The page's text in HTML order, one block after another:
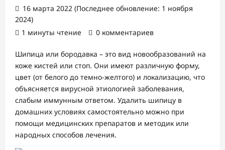
16 марта 2022 (Последнее обновление: 1 ноября
2024)
1 минуты чтение
0 комментариев
Шипица или бородавка – это вид новообразований на
коже кистей или стоп. Они имеют различную форму,
цвет (от белого до темно-желтого) и локализацию, что
объясняется вирусной этиологией заболевания,
слабым иммунным ответом. Удалить шипицу в
домашних условиях самостоятельно можно при
помощи медицинских препаратов и методик или
народных способов лечения.